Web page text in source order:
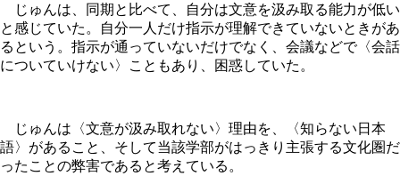
じゅんは、同期と比べて、自分は文意を汲み取る能力が低い
と感じていた。自分一人だけ指示が理解できていないときがあ
るという。指示が通っていないだけでなく、会議などで〈会話
についていけない〉こともあり、困惑していた。
じゅんは〈文意が汲み取れない〉理由を、〈知らない日本
語〉があること、そして当該学部がはっきり主張する文化圏だ
ったことの弊害であると考えている。